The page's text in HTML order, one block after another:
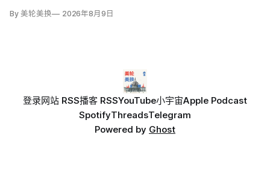
By 美轮美换 2026年8月9日
登录网站 RSS播客 RSSYouTube小宇宙Apple Podcast
SpotifyThreadsTelegram
Powered by Ghost